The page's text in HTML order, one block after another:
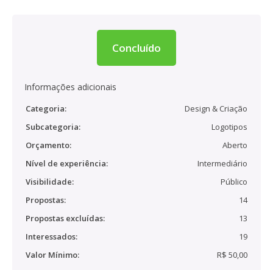
Concluído
Informações adicionais
Categoria:
Design & Criação
Subcategoria:
Logotipos
Orçamento:
Aberto
Nível de experiência:
Intermediário
Visibilidade:
Público
Propostas:
14
Propostas excluídas:
13
Interessados:
19
Valor Mínimo:
R$ 50,00